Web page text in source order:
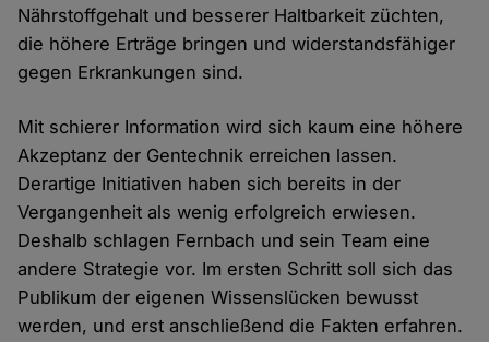
Nährstoffgehalt und besserer Haltbarkeit züchten,
die höhere Erträge bringen und widerstandsfähiger
gegen Erkrankungen sind.
Mit schierer Information wird sich kaum eine höhere
Akzeptanz der Gentechnik erreichen lassen.
Derartige Initiativen haben sich bereits in der
Vergangenheit als wenig erfolgreich erwiesen.
Deshalb schlagen Fernbach und sein Team eine
andere Strategie vor. Im ersten Schritt soll sich das
Publikum der eigenen Wissenslücken bewusst
werden, und erst anschließend die Fakten erfahren.